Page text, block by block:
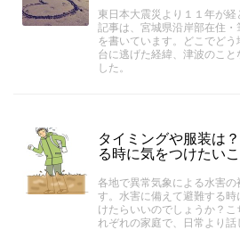
東日本大震災より１１年が
記事は、宮城県沿岸部在住
を書いています。どこでど
台に逃げた経緯、津波のこ
した。
タイミングや服装は
る時に気をつけたい
各地で異常気象による水害
す。水害に備えて避難する
けたらいいのでしょうか？
れぞれの家庭で、日常より話